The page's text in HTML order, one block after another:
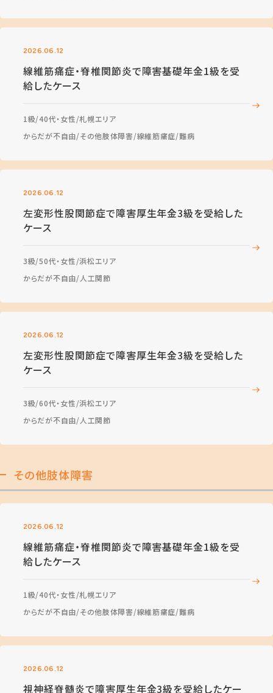
2026.06.12
線維筋痛症・脊椎関節炎で障害基礎年金1級を受
給したケース
1級 40代・女性 札幌エリア
からだが不自由 その他肢体障害 線維筋痛症 難病
2026.06.12
左変形性股関節症で障害厚生年金3級を受給した
ケース
3級 50代・女性 浜松エリア
からだが不自由 人工関節
2026.06.12
左変形性股関節症で障害厚生年金3級を受給した
ケース
3級 60代・女性 浜松エリア
からだが不自由 人工関節
その他肢体障害
2026.06.12
線維筋痛症・脊椎関節炎で障害基礎年金1級を受
給したケース
1級 40代・女性 札幌エリア
からだが不自由 その他肢体障害 線維筋痛症 難病
2026.06.12
視神経脊髄炎で障害厚生年金3級を受給したケー